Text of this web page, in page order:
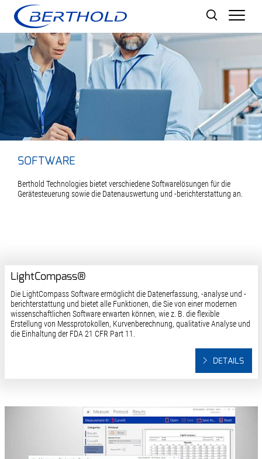
SOFTWARE
Berthold Technologies bietet verschiedene Softwarelösungen für die
Gerätesteuerung sowie die Datenauswertung und -berichterstattung an.
LightCompass®
Die LightCompass Software ermöglicht die Datenerfassung, -analyse und -
berichterstattung und bietet alle Funktionen, die Sie von einer modernen
wissenschaftlichen Software erwarten können, wie z. B. die flexible
Erstellung von Messprotokollen, Kurvenberechnung, qualitative Analyse und
die Einhaltung der FDA 21 CFR Part 11.
DETAILS